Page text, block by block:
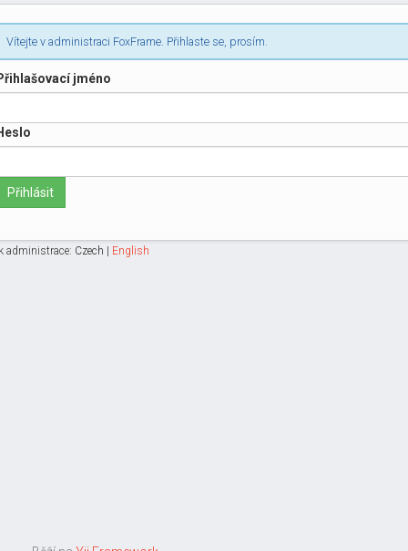
Vítejte v administraci FoxFrame. Přihlaste se, prosím.
jméno
Přihlásit
administrace: Czech English